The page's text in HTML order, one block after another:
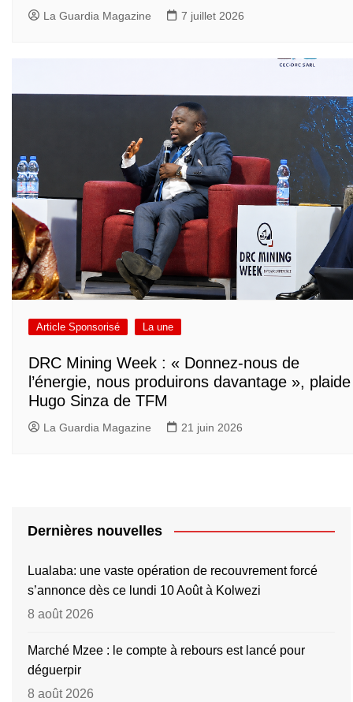
La Guardia Magazine 7 juillet 2026
Article Sponsorisé La une
DRC Mining Week : « Donnez-nous de
l’énergie, nous produirons davantage », plaide
Hugo Sinza de TFM
La Guardia Magazine 21 juin 2026
Dernières nouvelles
Lualaba: une vaste opération de recouvrement forcé
s’annonce dès ce lundi 10 Août à Kolwezi
8 août 2026
Marché Mzee : le compte à rebours est lancé pour
déguerpir
8 août 2026